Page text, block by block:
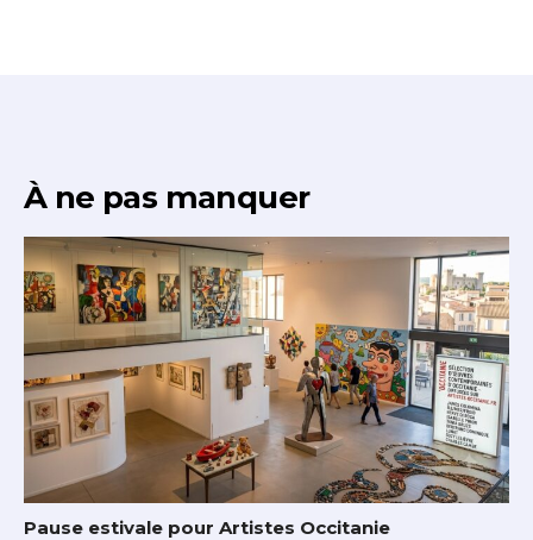
À ne pas manquer
Pause estivale pour Artistes Occitanie